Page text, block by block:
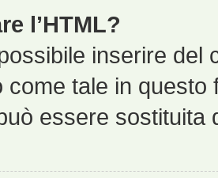
l’HTML?
inserire del
come tale in
essere sostituita